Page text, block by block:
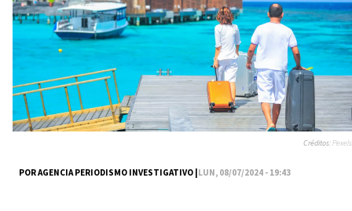
POR AGENCIA PERIODISMO INVESTIGATIVO |LUN, 08/07/2024 - 19:43
Créditos:Pexels